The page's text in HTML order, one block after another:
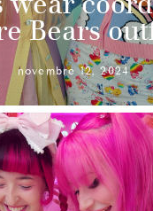
Bears
novembre 12, 2024